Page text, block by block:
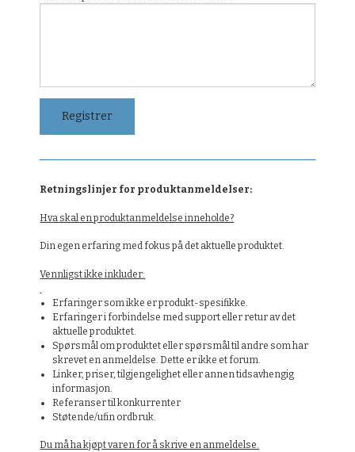
Retningslinjer for produktanmeldelser:
Hva skal en produktanmeldelse inneholde?
Din egen erfaring med fokus på det aktuelle produktet.
Vennligst ikke inkluder:
Erfaringer som ikke er produkt-spesifikke.
Erfaringer i forbindelse med support eller retur av det
aktuelle produktet.
Spørsmål om produktet eller spørsmål til andre som har
skrevet en anmeldelse. Dette er ikke et forum.
Linker, priser, tilgjengelighet eller annen tidsavhengig
informasjon.
Referanser til konkurrenter
Støtende/ufin ordbruk.
Du må ha kjøpt varen for å skrive en anmeldelse.